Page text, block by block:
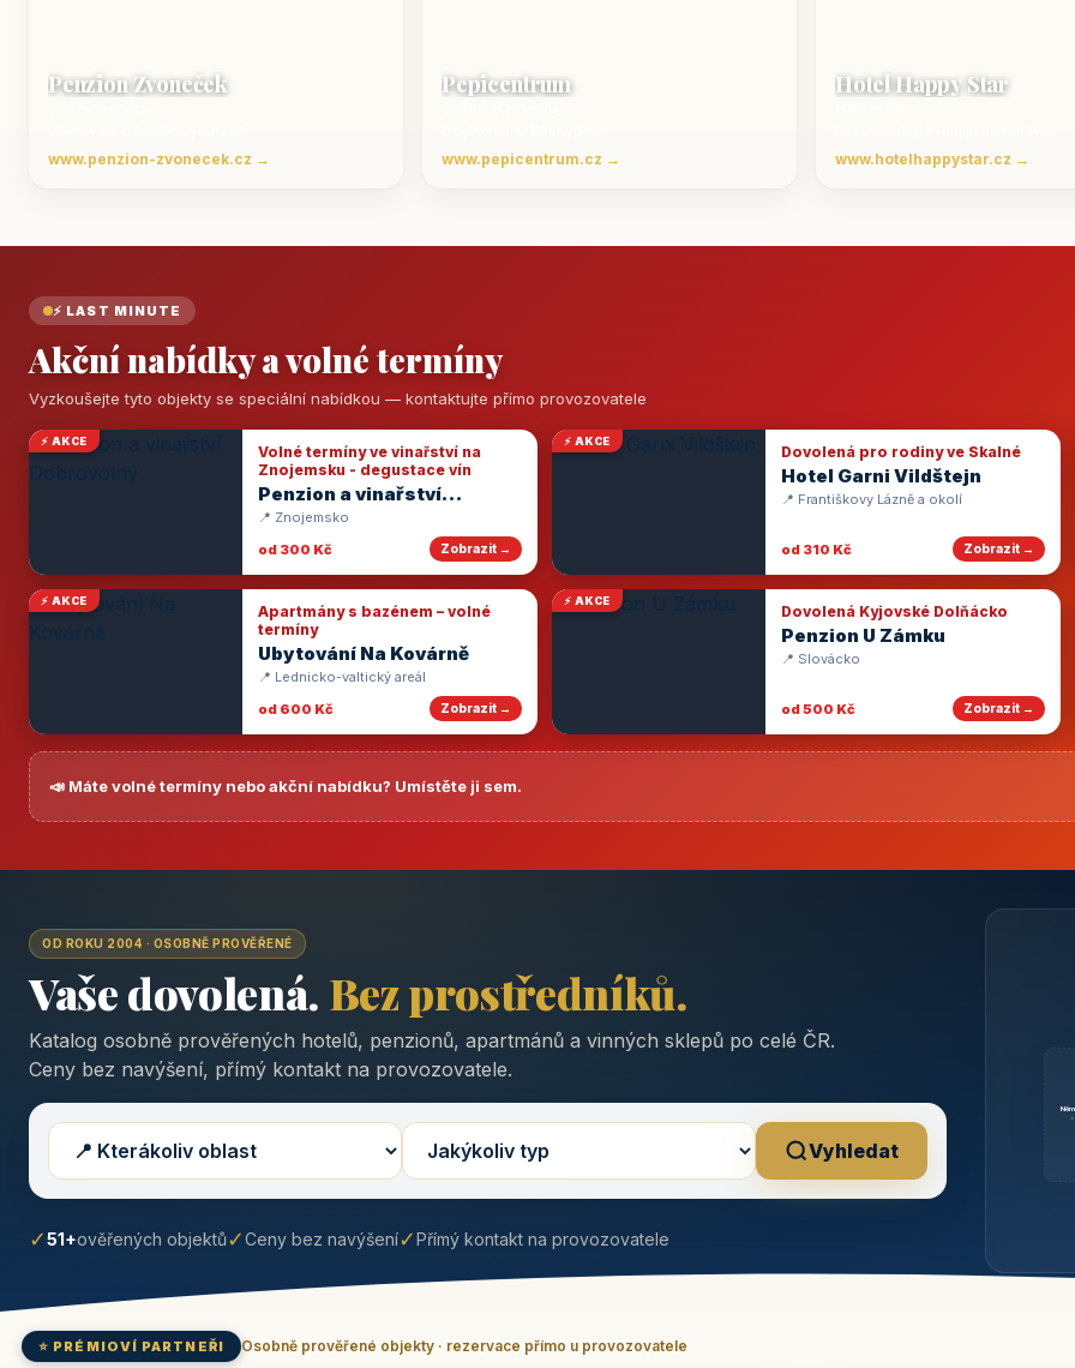
Penzion Zvoneček
www.penzion-zvonecek.cz →
Pepicentrum
www.pepicentrum.cz →
Hotel Happy Star
www.hotelhappystar.cz →
⚡ LAST MINUTE
Akční nabídky a volné termíny
Vyzkoušejte tyto objekty se speciální nabídkou — kontaktujte přímo provozovatele
⚡ AKCE
Volné termíny ve vinařství na
Znojemsku - degustace vín
Penzion a vinařství
Dobrovolný
📍 Znojemsko
od 300 Kč
Zobrazit →
⚡ AKCE
Dovolená pro rodiny ve Skalné
Hotel Garni Vildštejn
📍 Františkovy Lázně a okolí
od 310 Kč Zobrazit →
⚡ AKCE
Apartmány s bazénem – volné
termíny
Ubytování Na Kovárně
📍 Lednicko-valtický areál
od 600 Kč
Zobrazit →
⚡ AKCE
Dovolená Kyjovské Dolňácko
Penzion U Zámku
📍 Slovácko
od 500 Kč Zobrazit →
📣 Máte volné termíny nebo akční nabídku? Umístěte ji sem.
OD ROKU 2004 · OSOBNĚ PROVĚŘENÉ
Vaše dovolená. Bez prostředníků.
Katalog osobně prověřených hotelů, penzionů, apartmánů a vinných sklepů po celé ČR.
Ceny bez navýšení, přímý kontakt na provozovatele.
Vyhledat
✓51+ověřených objektů✓Ceny bez navýšení✓Přímý kontakt na provozovatele
⭐ PRÉMIOVÍ PARTNEŘI Osobně prověřené objekty · rezervace přímo u provozovatele